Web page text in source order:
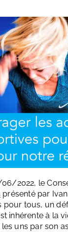
2022, le
présenté par
tous, un
inhérente à la
uns par son